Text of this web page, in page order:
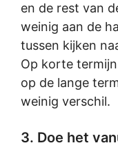
en de rest van
weinig aan de
tussen kijken
Op korte
op de lange
weinig verschil.
3. Doe het